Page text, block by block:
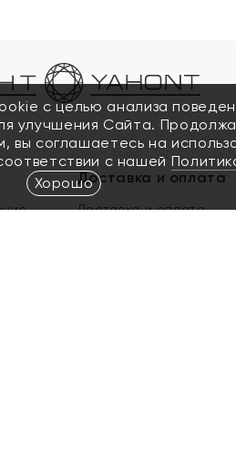
Доставка и оплата
Доставка и оплата
с целью анализа
улучшения Сайта.
вы соглашаетесь на
с нашей
Хорошо